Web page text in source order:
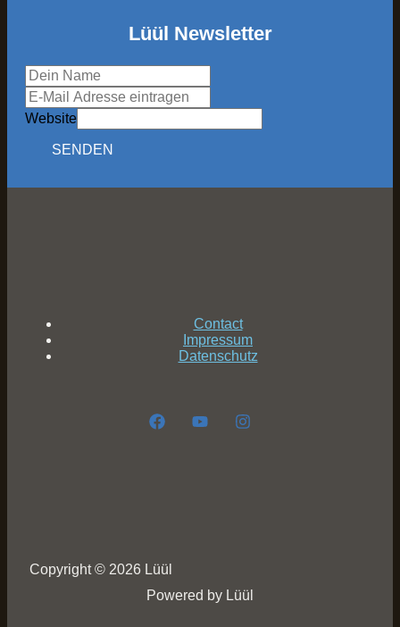
Lüül Newsletter
Website
SENDEN
Contact
Impressum
Datenschutz
Copyright © 2026 Lüül
Powered by Lüül